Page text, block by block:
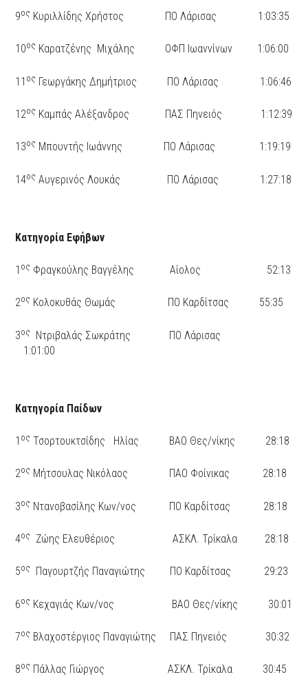
9ος Κυριλλίδης Χρήστος ΠΟ Λάρισας 1:03:35
10ος Καρατζένης Μιχάλης ΟΦΠ Ιωαννίνων 1:06:00
11 ος Γεωργάκης Δημήτριος ΠΟ Λάρισας 1:06:46
12ος Καμπάς Αλέξανδρος ΠΑΣ Πηνειός 1:12:39
13ος Μπουντής Ιωάννης ΠΟ Λάρισας 1:19:19
14ος Αυγερινός Λουκάς ΠΟ Λάρισας 1:27:18
Κατηγορία Εφήβων
1 ος Φραγκούλης Βαγγέλης Αίολος 52:13
2ος Κολοκυθάς Θωμάς ΠΟ Καρδίτσας 55:35
3ος
Ντριβαλάς Σωκράτης ΠΟ Λάρισας
1:01:00
Κατηγορία Παίδων
1 ος Τσορτουκτσίδης Ηλίας ΒΑΟ Θες/νίκης 28:18
2ος Μήτσουλας Νικόλαος ΠΑΟ Φοίνικας 28:18
3ος Ντανοβασίλης Κων/νος ΠΟ Καρδίτσας 28:18
4ος Ζώης Ελευθέριος ΑΣΚΛ. Τρίκαλα 28:18
5ος Παγουρτζής Παναγιώτης ΠΟ Καρδίτσας 29:23
6ος Κεχαγιάς Κων/νος ΒΑΟ Θες/νίκης 30:01
7ος Βλαχοστέργιος Παναγιώτης ΠΑΣ Πηνειός 30:32
8ος Πάλλας Γιώργος ΑΣΚΛ. Τρίκαλα 30:45